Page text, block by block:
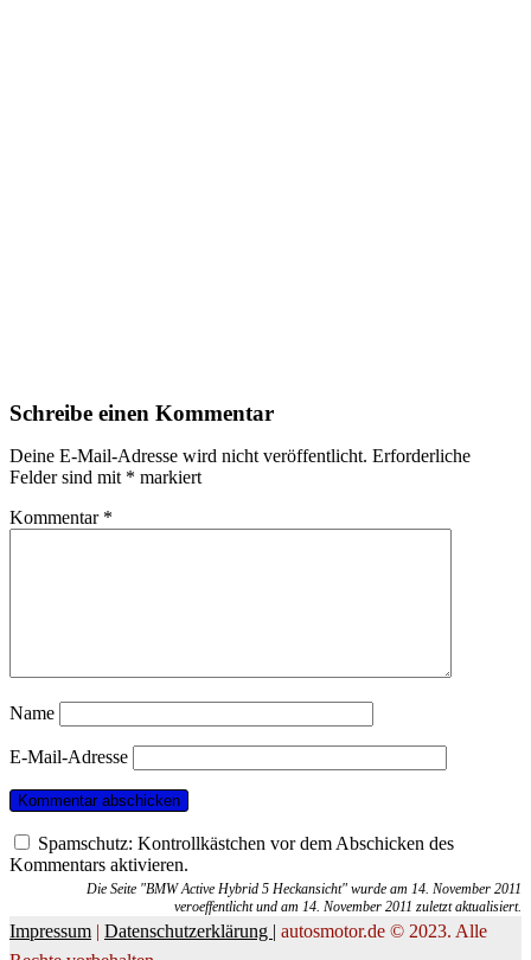
Schreibe einen Kommentar
Deine E-Mail-Adresse wird nicht veröffentlicht. Erforderliche
Felder sind mit * markiert
Kommentar *
Name
E-Mail-Adresse
Spamschutz: Kontrollkästchen vor dem Abschicken des
Kommentars aktivieren.
Die Seite "BMW Active Hybrid 5 Heckansicht" wurde am 14. November 2011
veroeffentlicht und am 14. November 2011 zuletzt aktualisiert.
Impressum | Datenschutzerklärung | autosmotor.de © 2023. Alle